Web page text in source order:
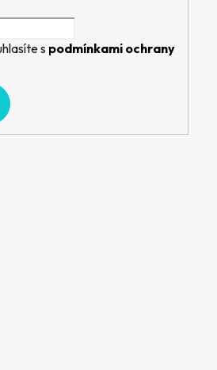
s podmínkami ochrany